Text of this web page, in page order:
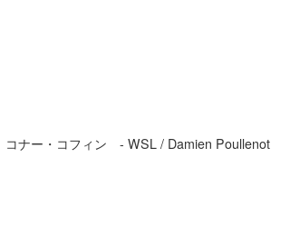
コナー・コフィン - WSL / Damien Poullenot